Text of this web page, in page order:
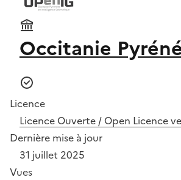
Occitanie
Licence
Licence Ouverte / Open Licence
Dernière mise à jour
31 juillet 2025
Vues